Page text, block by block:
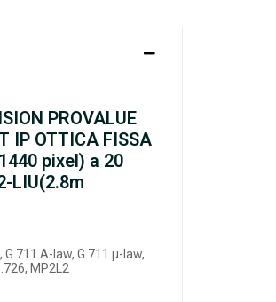
PROVALUE
IP OTTICA FISSA
pixel) a 20
LIU(2.8m
G.711 A-law, G.711 μ-law,
MP2L2